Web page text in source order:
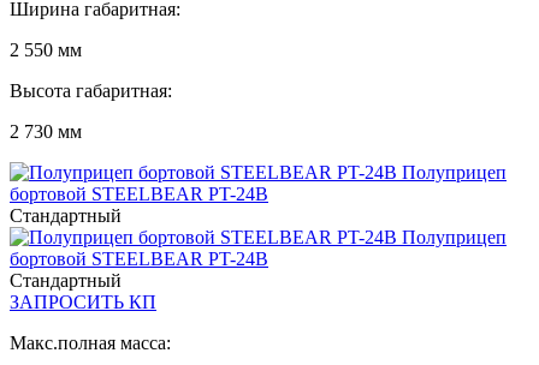
Ширина габаритная:
2 550 мм
Высота габаритная:
2 730 мм
Полуприцеп
бортовой STEELBEAR PT-24B
Стандартный
Полуприцеп
бортовой STEELBEAR PT-24B
Стандартный
ЗАПРОСИТЬ КП
Макс.полная масса: